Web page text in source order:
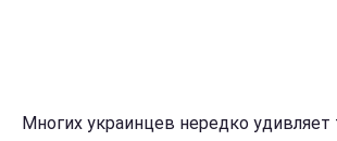
Многих украинцев нередко удивляет